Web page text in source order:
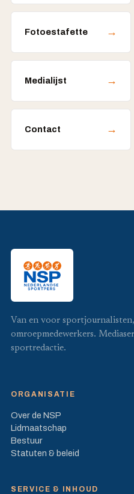
Fotoestafette →
Medialijst →
Contact →
Van en voor
omroepmedewerkers.
sportredactie.
ORGANISATIE
Over de NSP
Lidmaatschap
Bestuur
Statuten & beleid
SERVICE & INHOUD